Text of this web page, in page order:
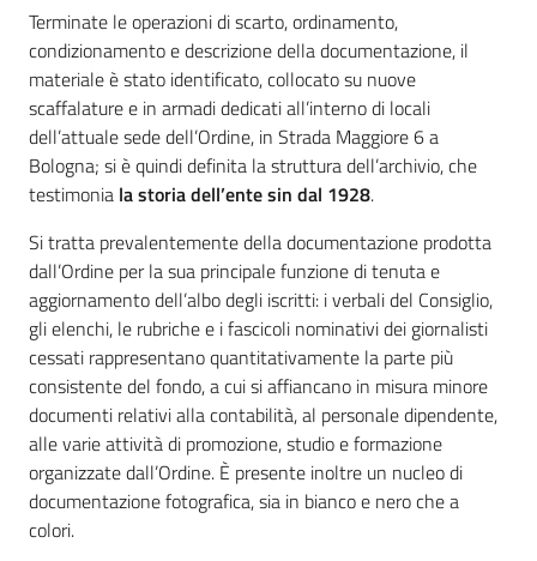
Terminate le operazioni di scarto, ordinamento,
condizionamento e descrizione della documentazione, il
materiale è stato identificato, collocato su nuove
scaffalature e in armadi dedicati all’interno di locali
dell’attuale sede dell’Ordine, in Strada Maggiore 6 a
Bologna; si è quindi definita la struttura dell’archivio, che
testimonia lastoria dell’ente sin dal 1928.
Si tratta prevalentemente della documentazione prodotta
dall’Ordine per la sua principale funzione di tenuta e
aggiornamento dell’albo degli iscritti: i verbali del Consiglio,
gli elenchi, le rubriche e i fascicoli nominativi dei giornalisti
cessati rappresentano quantitativamente la parte più
consistente del fondo, a cui si affiancano in misura minore
documenti relativi alla contabilità, al personale dipendente,
alle varie attività di promozione, studio e formazione
organizzate dall’Ordine. È presente inoltre un nucleo di
documentazione fotografica, sia in bianco e nero che a
colori.